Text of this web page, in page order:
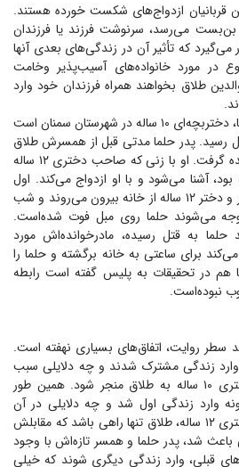
قربانیان ازدواج‌های شکست خورده هستند.
می‌رسد، سرنوشت فرزند یا فرزندان
که تأثیر آن در زندگی‌های بعدی آنها
در مورد خانواده‌های آسیب‌پذیر وخامت
طلاق بخواهند همراه فرزندان خود وارد
یکی از قربانیان همین ازدواج‌ها، دختربچه‌ای ۱۰ ساله در شهرستان سمنان است
رسید. پدر حلما مدتی قبل از همسرش طلاق
و سرپرستی حلما را هم به عهده گرفت. او با زنی که صاحب دختری ۱۲ ساله
آشنا می‌شود و با او ازدواج می‌کند. اول
بهمن‌ماه پدر حلما همراه همسر و دختر ۱۲ ساله از خانه بیرون می‌روند و شب
می‌شوند حلما روی مبل فوت شده‌است.
به قتل رسیده، مادرخوانده‌اش مورد
برای ساعتی به خانه برگشته و حلما را
هم در تحقیقات به پلیس گفته است رابطه
نبوده‌است.
روایت، اتفاق‌های بسیاری نهفته است.
وارد زندگی مشترک شدند و چه دلایلی سبب
شد زندگی آنها با داشتن دختری ۱۰ ساله به طلاق منجر شود. همین طور
وارد زندگی اول شد و چه دلایلی در آن
زندگی سبب شد با داشتن دختری ۱۲ ساله، طلاق تنها راهی باشد که مقابلش
باعث شد، پدر حلما و همسر تازه‌اش با وجود
قبلی، وارد زندگی دیگری شوند که خیلی